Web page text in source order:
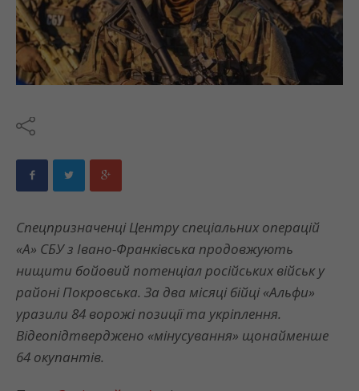
Спецпризначенці Центру спеціальних операцій
«А» СБУ з Івано-Франківська продовжують
нищити бойовий потенціал російських військ у
районі Покровська. За два місяці бійці «Альфи»
уразили 84 ворожі позиції та укріплення.
Відеопідтверджено «мінусування» щонайменше
64 окупантів.